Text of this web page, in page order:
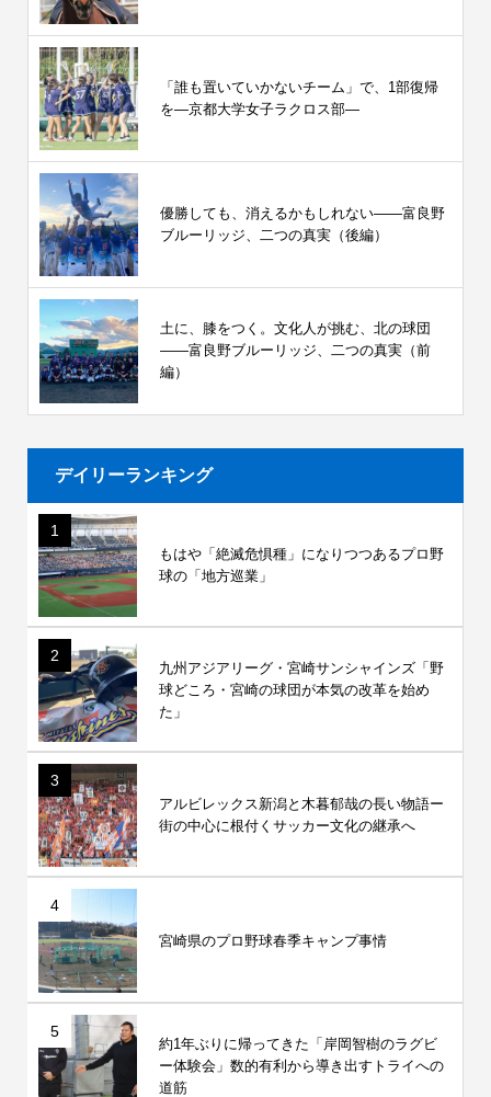
「誰も置いていかないチーム」で、1部復帰
を―京都大学女子ラクロス部―
優勝しても、消えるかもしれない――富良野
ブルーリッジ、二つの真実（後編）
土に、膝をつく。文化人が挑む、北の球団
――富良野ブルーリッジ、二つの真実（前
編）
デイリーランキング
1
もはや「絶滅危惧種」になりつつあるプロ野
球の「地方巡業」
2
九州アジアリーグ・宮崎サンシャインズ「野
球どころ・宮崎の球団が本気の改革を始め
た」
3
アルビレックス新潟と木暮郁哉の長い物語ー
街の中心に根付くサッカー文化の継承へ
4
宮崎県のプロ野球春季キャンプ事情
5
約1年ぶりに帰ってきた「岸岡智樹のラグビ
ー体験会」数的有利から導き出すトライへの
道筋